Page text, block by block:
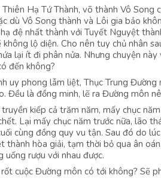
Hạ Tứ Thành, võ thành Vô Song
dù Vô Song thành và Lôi gia bảo
đệ nhất thành với Tuyết Nguyệt
lộ diện. Cho nên tuy chủ nhân
lại ít đi phân nửa. Nhưng chuyện
đến không?
phong lẫm liệt, Thục Trung Đường
Đều là đồng minh, lẽ ra Đường môn
kiếp cả trăm năm, mấy chục
Lại mấy chục năm trước nữa, lão
cùng đồng quy vu tận. Sau đó do
thành hòa giải, tạm thời bỏ qua ân
rượu với nhau được.
cuộc Đường môn có tới không? Sẽ